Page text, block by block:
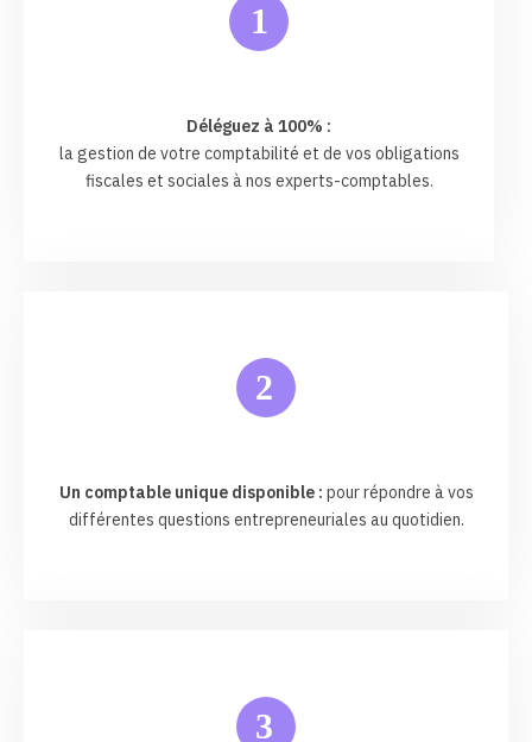
1
Déléguez à 100% :
la gestion de votre comptabilité et de vos obligations
fiscales et sociales à nos experts-comptables.
2
Un comptable unique disponible : pour répondre à vos
différentes questions entrepreneuriales au quotidien.
3